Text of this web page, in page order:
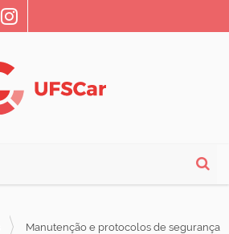
Busca
Manutenção e protocolos de segurança